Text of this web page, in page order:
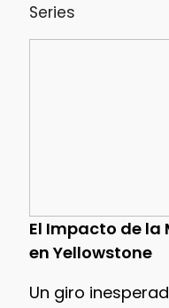
Series
El Impacto de la
en Yellowstone
Un giro